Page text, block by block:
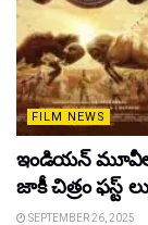
FILM NEWS
ఇండియన్
జాకీ చిత్రం ఫస్ట్
SEPTEMBER 26, 2025